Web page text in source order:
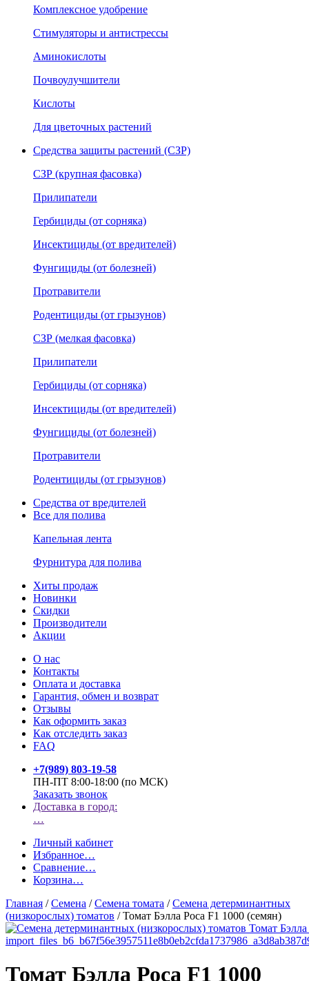
Комплексное удобрение
Стимуляторы и антистрессы
Аминокислоты
Почвоулучшители
Кислоты
Для цветочных растений
Средства защиты растений (СЗР)
СЗР (крупная фасовка)
Прилипатели
Гербициды (от сорняка)
Инсектициды (от вредителей)
Фунгициды (от болезней)
Протравители
Родентициды (от грызунов)
СЗР (мелкая фасовка)
Прилипатели
Гербициды (от сорняка)
Инсектициды (от вредителей)
Фунгициды (от болезней)
Протравители
Родентициды (от грызунов)
Средства от вредителей
Все для полива
Капельная лента
Фурнитура для полива
Хиты продаж
Новинки
Скидки
Производители
Акции
О нас
Контакты
Оплата и доставка
Гарантия, обмен и возврат
Отзывы
Как оформить заказ
Как отследить заказ
FAQ
+7(989) 803-19-58
ПН-ПТ 8:00-18:00 (по МСК)
Заказать звонок
Доставка в город:
…
Личный кабинет
Избранное…
Сравнение…
Корзина…
Главная /Семена /Семена томата /Семена детерминантных
(низкорослых) томатов /Томат Бэлла Роса F1 1000 (семян)
Томат Бэлла Роса F1 1000